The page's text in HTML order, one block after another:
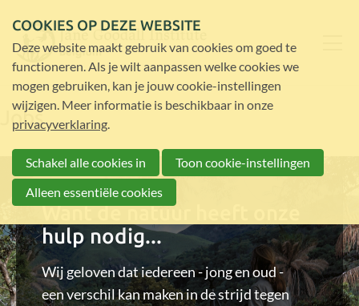
Jobs
Want de natuur heeft onze
hulp nodig...
Wij geloven dat iedereen - jong en oud -
een verschil kan maken in de strijd tegen
COOKIES OP DEZE WEBSITE
Deze website maakt gebruik van cookies om goed te
functioneren. Als je wilt aanpassen welke cookies we
mogen gebruiken, kan je jouw cookie-instellingen
wijzigen. Meer informatie is beschikbaar in onze
privacyverklaring.
Schakel alle cookies in
Toon cookie-instellingen
Alleen essentiële cookies